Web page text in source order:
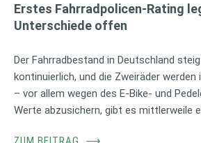
Erstes Fahrradpolicen-Rating
Unterschiede offen
Der Fahrradbestand in Deutschland
kontinuierlich, und die Zweiräder
– vor allem wegen des E-Bike- und
Werte abzusichern, gibt es mittlerweile